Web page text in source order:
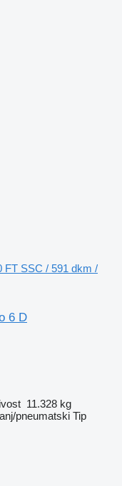
FT SSC / 591 dkm /
6 D
11.328 kg
pneumatski Tip